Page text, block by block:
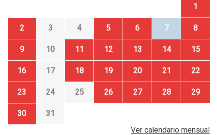
1
2 3 4 5 6 7 8
9 10 11 12 13 14 15
16 17 18 19 20 21 22
23 24 25 26 27 28 29
30
31
Ver calendario mensual